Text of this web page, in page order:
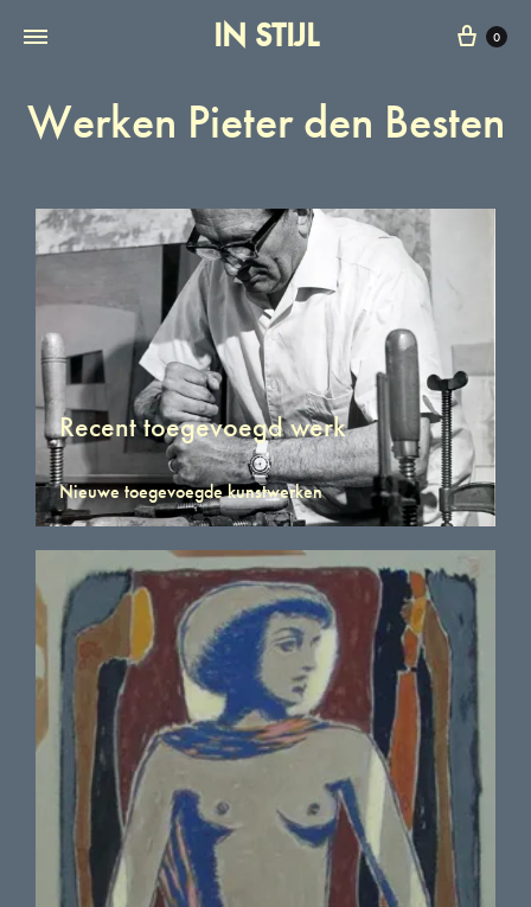
IN STIJL 0
Werken Pieter den Besten
Recent toegevoegd werk
Nieuwe toegevoegde kunstwerken